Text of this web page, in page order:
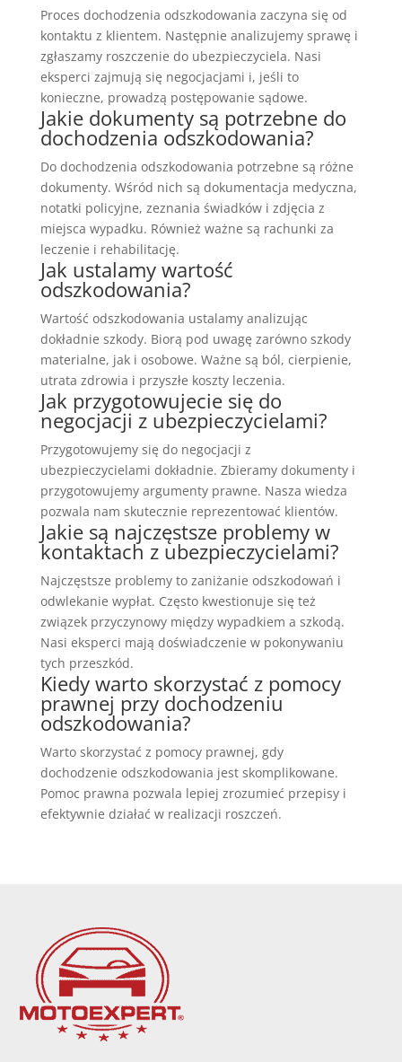
Proces dochodzenia odszkodowania zaczyna się od
kontaktu z klientem. Następnie analizujemy sprawę i
zgłaszamy roszczenie do ubezpieczyciela. Nasi
eksperci zajmują się negocjacjami i, jeśli to
konieczne, prowadzą postępowanie sądowe.
Jakie dokumenty są potrzebne do
dochodzenia odszkodowania?
Do dochodzenia odszkodowania potrzebne są różne
dokumenty. Wśród nich są dokumentacja medyczna,
notatki policyjne, zeznania świadków i zdjęcia z
miejsca wypadku. Również ważne są rachunki za
leczenie i rehabilitację.
Jak ustalamy wartość
odszkodowania?
Wartość odszkodowania ustalamy analizując
dokładnie szkody. Biorą pod uwagę zarówno szkody
materialne, jak i osobowe. Ważne są ból, cierpienie,
utrata zdrowia i przyszłe koszty leczenia.
Jak przygotowujecie się do
negocjacji z ubezpieczycielami?
Przygotowujemy się do negocjacji z
ubezpieczycielami dokładnie. Zbieramy dokumenty i
przygotowujemy argumenty prawne. Nasza wiedza
pozwala nam skutecznie reprezentować klientów.
Jakie są najczęstsze problemy w
kontaktach z ubezpieczycielami?
Najczęstsze problemy to zaniżanie odszkodowań i
odwlekanie wypłat. Często kwestionuje się też
związek przyczynowy między wypadkiem a szkodą.
Nasi eksperci mają doświadczenie w pokonywaniu
tych przeszkód.
Kiedy warto skorzystać z pomocy
prawnej przy dochodzeniu
odszkodowania?
Warto skorzystać z pomocy prawnej, gdy
dochodzenie odszkodowania jest skomplikowane.
Pomoc prawna pozwala lepiej zrozumieć przepisy i
efektywnie działać w realizacji roszczeń.